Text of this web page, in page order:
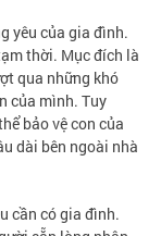
yêu của gia đình.
thời. Mục đích là
qua những khó
của mình. Tuy
bảo vệ con của
dài bên ngoài nhà
cần có gia đình.